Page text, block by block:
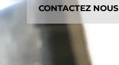
CONTACTEZ NOUS